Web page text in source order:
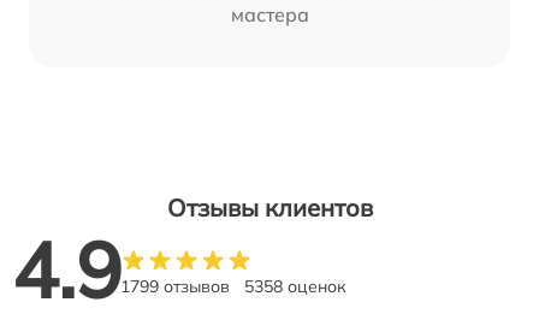
мастера
Отзывы клиентов
4.91799 отзывов 5358 оценок